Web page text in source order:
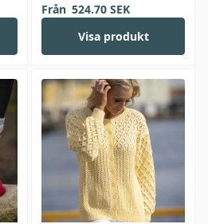
Från 524.70SEK
Visa produkt